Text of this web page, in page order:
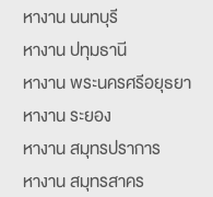
หางาน นนทบุรี
หางาน ปทุมธานี
หางาน พระนครศรีอยุธยา
หางาน ระยอง
หางาน สมุทรปราการ
หางาน สมุทรสาคร